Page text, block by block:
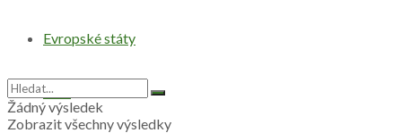
Evropské státy
Svět
Žádný výsledek
Zobrazit všechny výsledky